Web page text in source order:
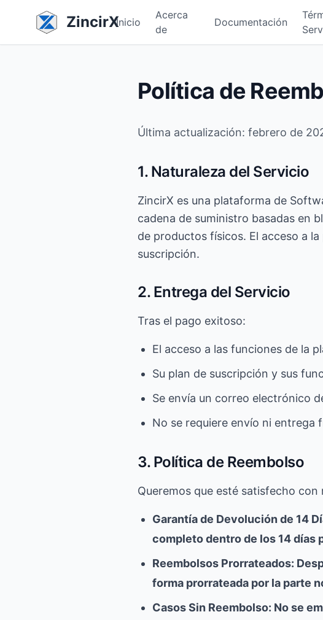
ZincirXInicio
Acerca
de
Documentación
Política de
Última actualización: febrero de
1. Naturaleza del Servicio
ZincirX es una plataforma de
cadena de suministro basadas en
de productos físicos. El acceso a
suscripción.
2. Entrega del Servicio
Tras el pago exitoso:
El acceso a las funciones de la
Su plan de suscripción y sus
Se envía un correo electrónico
No se requiere envío ni entrega
3. Política de Reembolso
Queremos que esté satisfecho
Garantía de Devolución de 14
completo dentro de los 14 días
Reembolsos Prorrateados:
forma prorrateada por la parte
Casos Sin Reembolso: No se